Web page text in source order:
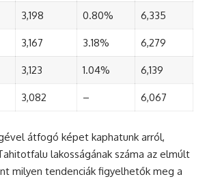
3,198 0.80% 6,335
3,167 3.18% 6,279
3,123 1.04% 6,139
3,082 – 6,067
átfogó képet kaphatunk arról,
lakosságának száma az elmúlt
milyen tendenciák figyelhetők meg a